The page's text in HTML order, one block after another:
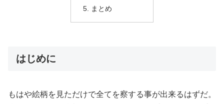
まとめ
はじめに
もはや絵柄を見ただけで全てを察する事が出来るはずだ。